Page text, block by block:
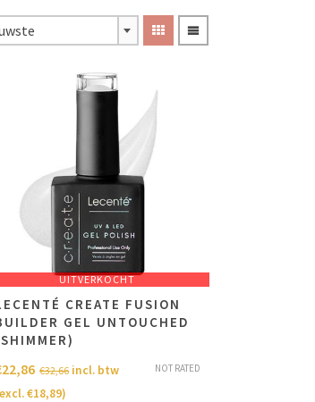
UITVERKOCHT
CREATE FUSION
GEL UNTOUCHED
NOT RATED
€32,66
22,86
incl. btw
€18,89)